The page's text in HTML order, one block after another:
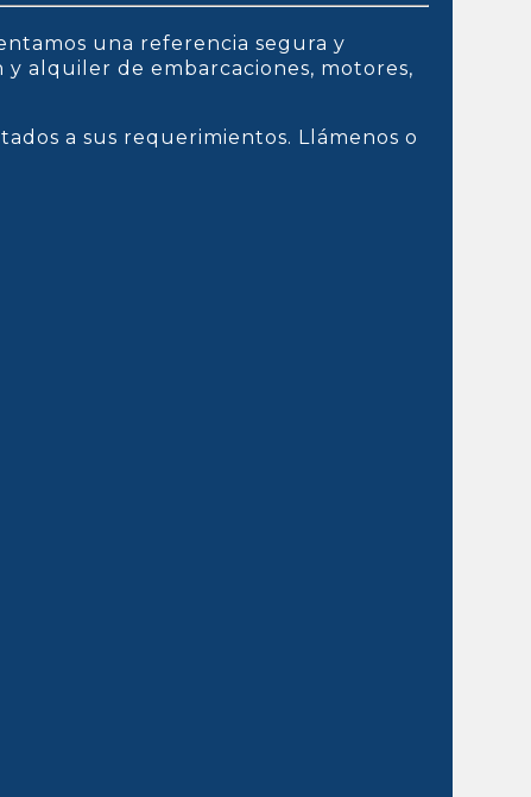
una referencia segura y
y alquiler de embarcaciones, motores,
a sus requerimientos. Llámenos o